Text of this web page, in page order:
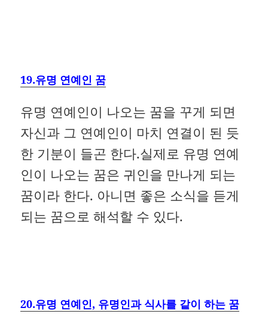
19.유명 연예인 꿈
유명 연예인이 나오는 꿈을 꾸게 되면
자신과 그 연예인이 마치 연결이 된 듯
한 기분이 들곤 한다.실제로 유명 연예
인이 나오는 꿈은 귀인을 만나게 되는
꿈이라 한다. 아니면 좋은 소식을 듣게
되는 꿈으로 해석할 수 있다.
20.유명 연예인, 유명인과 식사를 같이 하는 꿈